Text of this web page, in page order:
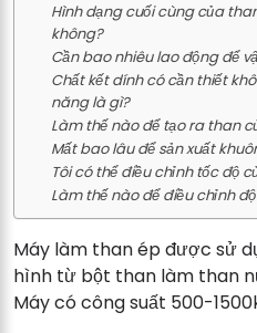
Hình dạng cuối cùng của
không?
Cần bao nhiêu lao động để
Chất kết dính có cần thiết
năng là gì?
Làm thế nào để tạo ra than
Mất bao lâu để sản xuất
Tôi có thể điều chỉnh tốc độ
Làm thế nào để điều chỉnh
Máy làm than ép được sử
hình từ bột than làm than
Máy có công suất 500-